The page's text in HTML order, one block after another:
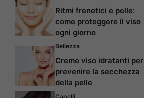
Ritmi frenetici e pelle:
come proteggere il viso
ogni giorno
Bellezza
Creme viso idratanti per
prevenire la secchezza
della pelle